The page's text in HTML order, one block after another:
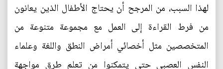
لهذا السبب، من المرجح أن يحتاج الأطفال الذين يعانون
من فرط القراءة إلى العمل مع مجموعة متنوعة من
المتخصصين مثل أخصائي أمراض النطق واللغة وعلماء
النفس العصبي حتى يتمكنوا من تعلم طرق مواجهة